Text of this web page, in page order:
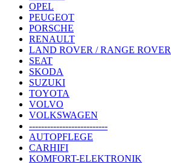
OPEL
PEUGEOT
PORSCHE
RENAULT
LAND ROVER / RANGE ROVER
SEAT
SKODA
SUZUKI
TOYOTA
VOLVO
VOLKSWAGEN
--------------------------
AUTOPFLEGE
CARHIFI
KOMFORT-ELEKTRONIK